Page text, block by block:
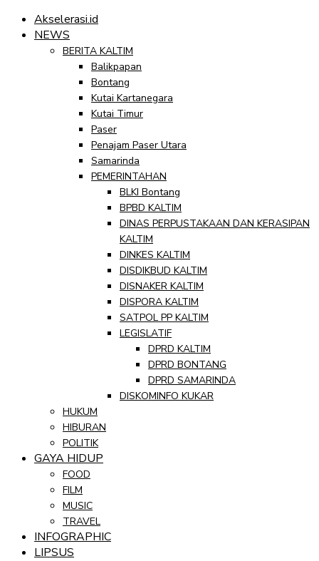
Akselerasi.id
NEWS
BERITA KALTIM
Balikpapan
Bontang
Kutai Kartanegara
Kutai Timur
Paser
Penajam Paser Utara
Samarinda
PEMERINTAHAN
BLKI Bontang
BPBD KALTIM
DINAS PERPUSTAKAAN DAN KERASIPAN
KALTIM
DINKES KALTIM
DISDIKBUD KALTIM
DISNAKER KALTIM
DISPORA KALTIM
SATPOL PP KALTIM
LEGISLATIF
DPRD KALTIM
DPRD BONTANG
DPRD SAMARINDA
DISKOMINFO KUKAR
HUKUM
HIBURAN
POLITIK
GAYA HIDUP
FOOD
FILM
MUSIC
TRAVEL
INFOGRAPHIC
LIPSUS